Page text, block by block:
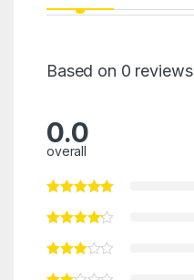
Based on 0 reviews
0.0
overall